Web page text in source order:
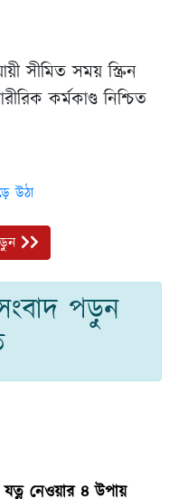
সীমিত সময় স্ক্রিন
কর্মকাণ্ড নিশ্চিত
উঠা
পড়ুন
যত্ন নেওয়ার ৪ উপায়